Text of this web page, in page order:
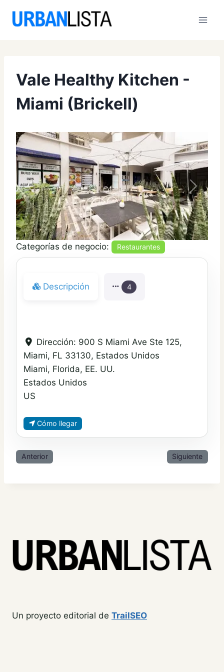
Vale Healthy Kitchen -
Miami (Brickell)
Anterior
Categorías de negocio: Restaurantes
Descripción 4
Dirección: 900 S Miami Ave Ste 125,
Miami, FL 33130, Estados Unidos
Miami, Florida, EE. UU.
Estados Unidos
US
Cómo llegar
Anterior Siguiente
Un proyecto editorial de TrailSEO